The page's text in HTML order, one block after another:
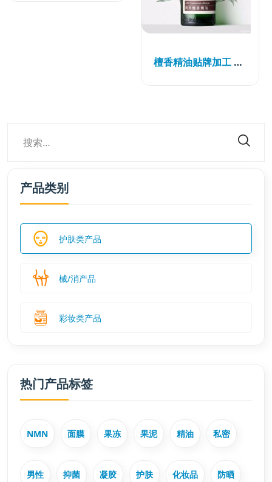
檀香精油贴牌加工 檀香精油oem加工代工
产品类别
护肤类产品
械/消产品
彩妆类产品
热门产品标签
NMN 面膜 果冻 果泥 精油 私密
男性 抑菌 凝胶 护肤 化妆品 防晒